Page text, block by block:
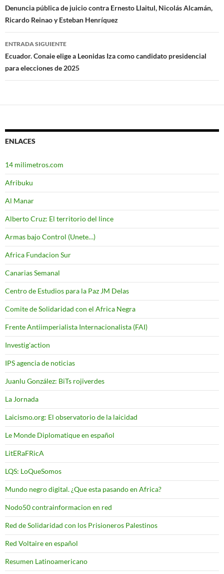
Navegación
de
entradas
Denuncia pública de juicio contra Ernesto Llaitul, Nicolás Alcamán,
Ricardo Reinao y Esteban Henríquez
ENTRADA SIGUIENTE
Ecuador. Conaie elige a Leonidas Iza como candidato presidencial
para elecciones de 2025
ENLACES
14 milimetros.com
Afribuku
Al Manar
Alberto Cruz: El territorio del lince
Armas bajo Control (Unete…)
Africa Fundacion Sur
Canarias Semanal
Centro de Estudios para la Paz JM Delas
Comite de Solidaridad con el Africa Negra
Frente Antiimperialista Internacionalista (FAI)
Investig'action
IPS agencia de noticias
Juanlu González: BiTs rojiverdes
La Jornada
Laicismo.org: El observatorio de la laicidad
Le Monde Diplomatique en español
LitERaFRicA
LQS: LoQueSomos
Mundo negro digital. ¿Que esta pasando en Africa?
Nodo50 contrainformacion en red
Red de Solidaridad con los Prisioneros Palestinos
Red Voltaire en español
Resumen Latinoamericano